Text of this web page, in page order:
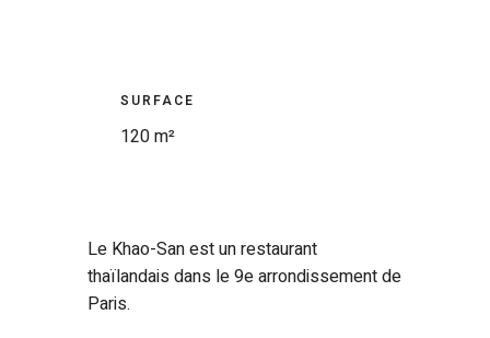
SURFACE
120 m²
Le Khao-San est un restaurant
thaïlandais dans le 9e arrondissement de
Paris.